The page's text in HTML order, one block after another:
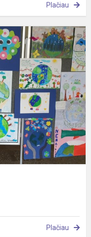
Plačiau
Plačiau